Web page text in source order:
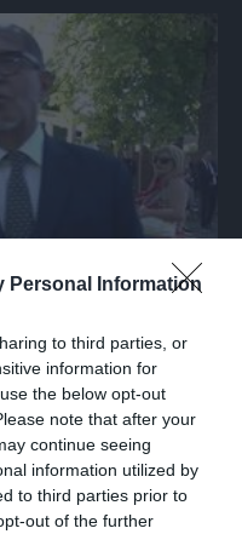
Personal Information
to third parties, or
information for
the below opt-out
note that after your
continue seeing
information utilized by
to third parties prior to
out of the further